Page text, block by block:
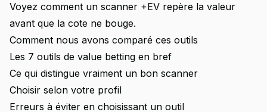
Voyez comment un scanner +EV repère la valeur
avant que la cote ne bouge.
Comment nous avons comparé ces outils
Les 7 outils de value betting en bref
Ce qui distingue vraiment un bon scanner
Choisir selon votre profil
Erreurs à éviter en choisissant un outil